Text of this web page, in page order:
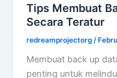
Tips Membuat
Secara Teratur
redreamprojectorg /
Membuat back up
penting untuk